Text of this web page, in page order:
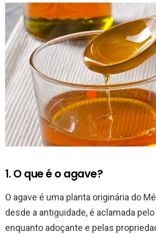
1. O que é o agave?
O agave é uma planta originária do
desde a antiguidade, é aclamada
enquanto adoçante e pelas